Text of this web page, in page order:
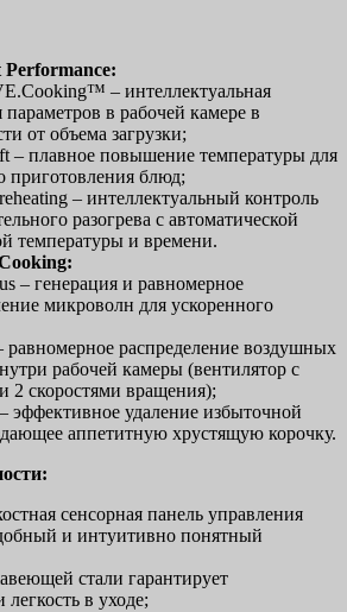
– интеллектуальная
параметров в рабочей камере в
от объема загрузки;
– плавное повышение температуры для
приготовления блюд;
– интеллектуальный контроль
разогрева с автоматической
температуры и времени.
– генерация и равномерное
микроволн для ускоренного
равномерное распределение воздушных
рабочей камеры (вентилятор с
2 скоростями вращения);
эффективное удаление избыточной
аппетитную хрустящую корочку.
сенсорная панель управления
и интуитивно понятный
стали гарантирует
легкость в уходе;